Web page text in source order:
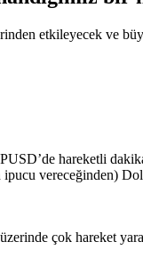
etkileyecek ve
hareketli
vereceğinden)
çok hareket